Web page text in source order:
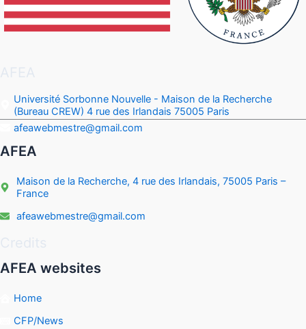
Université Sorbonne Nouvelle - Maison de la Recherche
(Bureau CREW) 4 rue des Irlandais 75005 Paris
afeawebmestre@gmail.com
AFEA
Maison de la Recherche, 4 rue des Irlandais, 75005 Paris –
France
afeawebmestre@gmail.com
AFEA websites
Home
CFP/News